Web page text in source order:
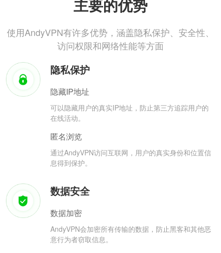
主要的优势
使用AndyVPN有许多优势，涵盖隐私保护、安全性、
访问权限和网络性能等方面
隐私保护
隐藏IP地址
可以隐藏用户的真实IP地址，防止第三方追踪用户的
在线活动。
匿名浏览
通过AndyVPN访问互联网，用户的真实身份和位置信
息得到保护。
数据安全
数据加密
AndyVPN会加密所有传输的数据，防止黑客和其他恶
意行为者窃取信息。